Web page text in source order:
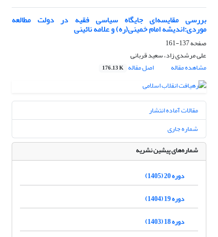
بررسی مقایسه‌ای جایگاه سیاسی فقیه در دولت مطالعه‌
موردی:اندیشه‌ امام خمینی(ره) و علامه نائینی
صفحه137-161
علی مرشدی زاد، سعید قربانی
مشاهده مقاله
اصل مقاله 176.13 K
مقالات آماده انتشار
شماره جاری
شماره‌های پیشین نشریه
دوره 20 (1405)
دوره 19 (1404)
دوره 18 (1403)